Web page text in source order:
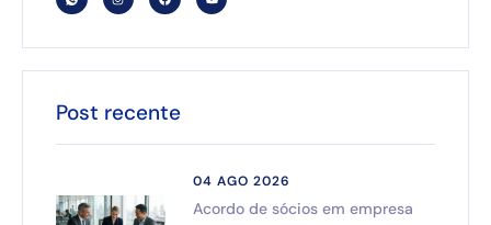
Post recente
04 AGO 2026
Acordo de sócios em empresa